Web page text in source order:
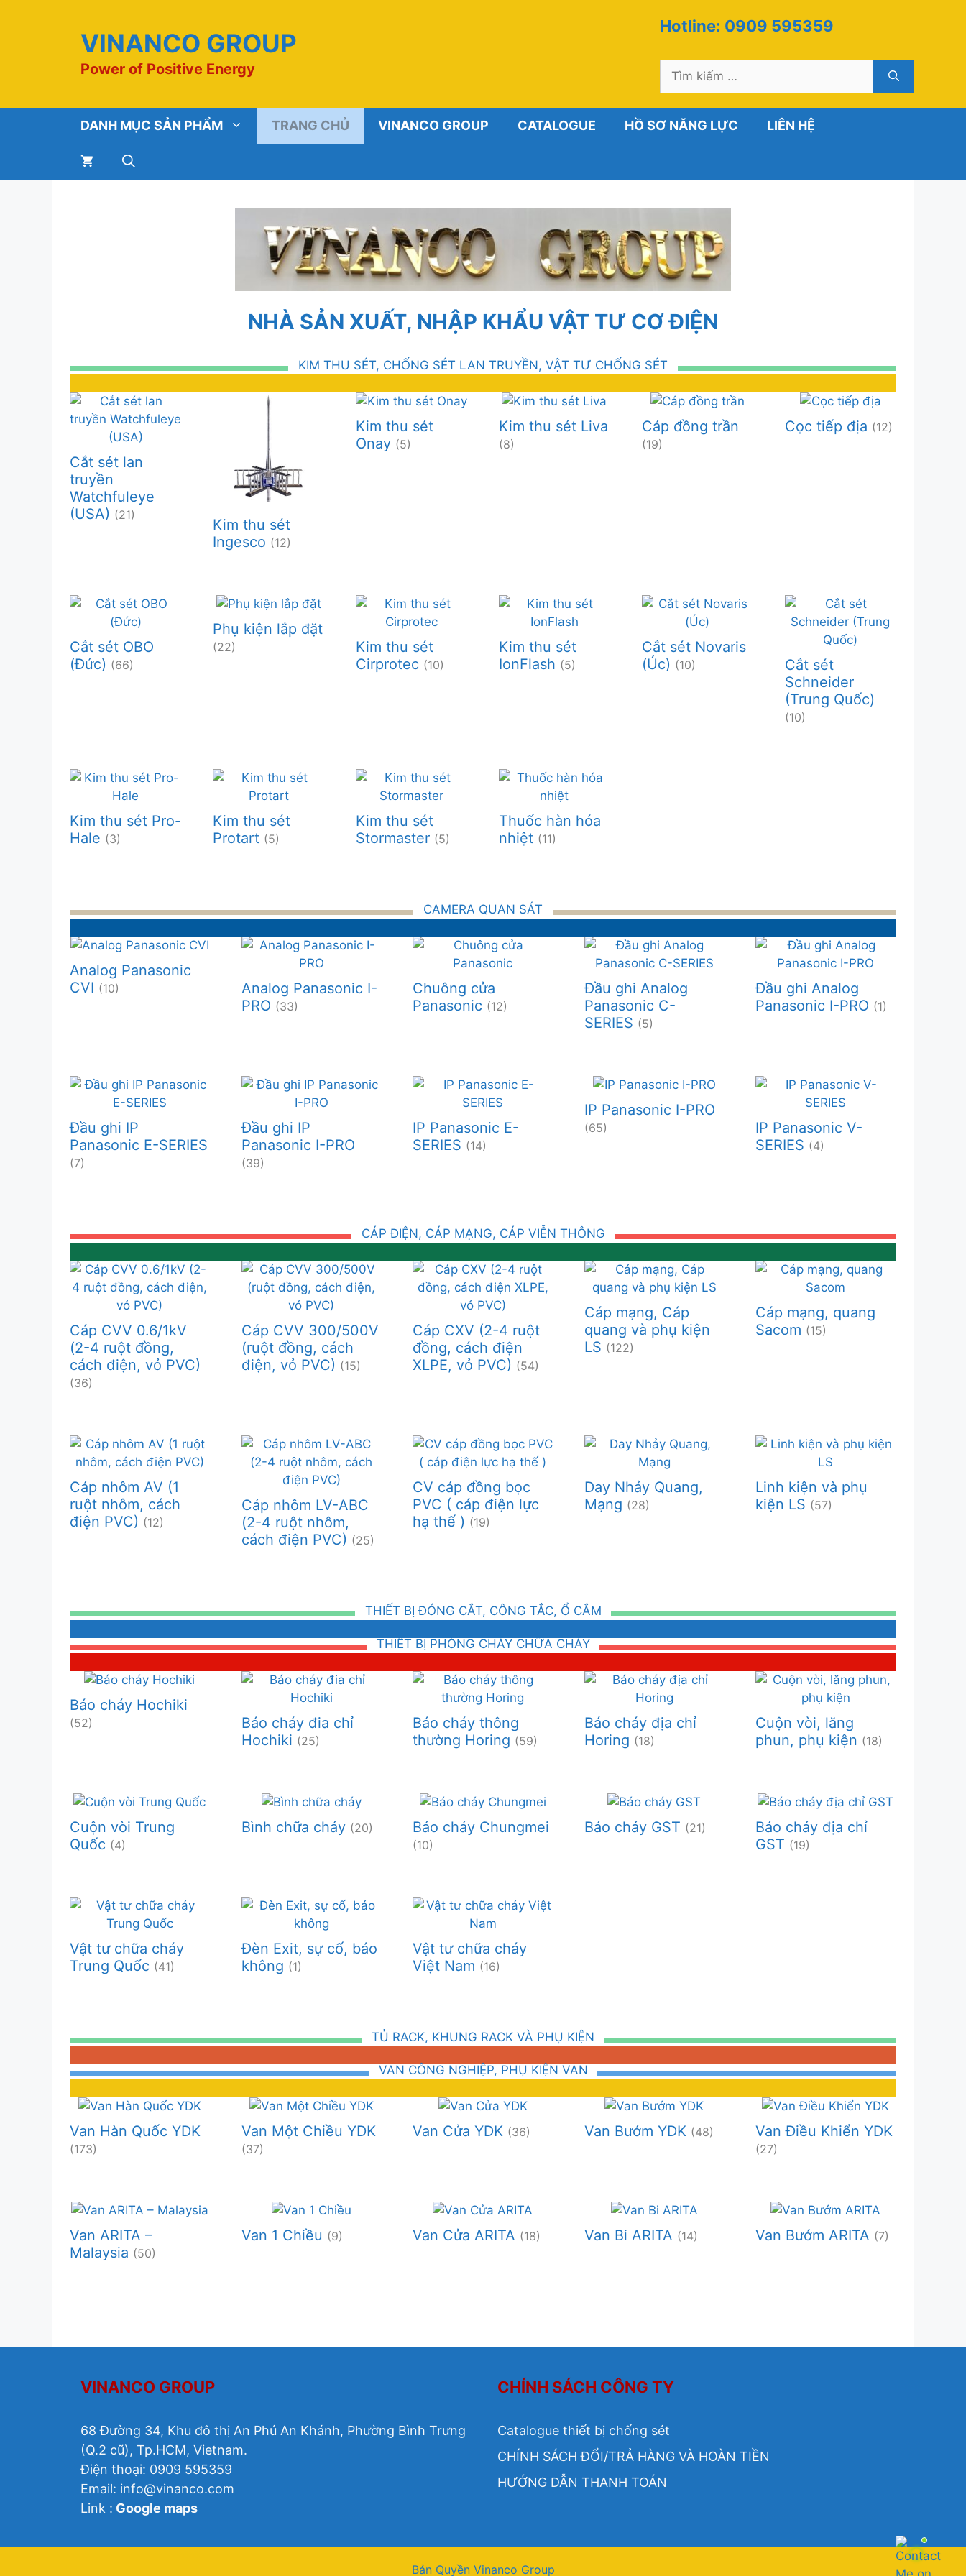
VINANCO GROUP
Power of Positive Energy
Hotline: 0909 595359
Tìm
DANH MỤC SẢN PHẨM TRANG CHỦ VINANCO GROUP CATALOGUE HỒ SƠ NĂNG LỰC LIÊN HỆ
NHÀ SẢN XUẤT, NHẬP KHẨU VẬT TƯ CƠ ĐIỆN
KIM THU SÉT, CHỐNG SÉT LAN TRUYỀN, VẬT TƯ CHỐNG SÉT
Cắt sét lan
truyền
Watchfuleye
(USA) (21)
Kim thu sét
Ingesco (12)
Kim thu sét
Onay (5)
Kim thu sét Liva
(8)
Cáp đồng trần
(19)
Cọc tiếp địa (12)
Cắt sét OBO
(Đức) (66)
Phụ kiện lắp đặt
(22)
Kim thu sét
Cirprotec (10)
Kim thu sét
IonFlash (5)
Cắt sét Novaris
(Úc) (10)
Cắt sét
Schneider
(Trung Quốc)
(10)
Kim thu sét Pro-
Hale (3)
Kim thu sét
Protart (5)
Kim thu sét
Stormaster (5)
Thuốc hàn hóa
nhiệt (11)
CAMERA QUAN SÁT
Analog Panasonic
CVI (10)
Analog Panasonic I-
PRO (33)
Chuông cửa
Panasonic (12)
Đầu ghi Analog
Panasonic C-
SERIES (5)
Đầu ghi Analog
Panasonic I-PRO (1)
Đầu ghi IP
Panasonic E-SERIES
(7)
Đầu ghi IP
Panasonic I-PRO
(39)
IP Panasonic E-
SERIES (14)
IP Panasonic I-PRO
(65)
IP Panasonic V-
SERIES (4)
CÁP ĐIỆN, CÁP MẠNG, CÁP VIỄN THÔNG
Cáp CVV 0.6/1kV
(2-4 ruột đồng,
cách điện, vỏ PVC)
(36)
Cáp CVV 300/500V
(ruột đồng, cách
điện, vỏ PVC) (15)
Cáp CXV (2-4 ruột
đồng, cách điện
XLPE, vỏ PVC) (54)
Cáp mạng, Cáp
quang và phụ kiện
LS (122)
Cáp mạng, quang
Sacom (15)
Cáp nhôm AV (1
ruột nhôm, cách
điện PVC) (12)
Cáp nhôm LV-ABC
(2-4 ruột nhôm,
cách điện PVC) (25)
CV cáp đồng bọc
PVC ( cáp điện lực
hạ thế ) (19)
Day Nhảy Quang,
Mạng (28)
Linh kiện và phụ
kiện LS (57)
THIẾT BỊ ĐÓNG CẮT, CÔNG TẮC, Ổ CẮM
THIẾT BỊ PHÒNG CHÁY CHỮA CHÁY
Báo cháy Hochiki
(52)
Báo cháy đia chỉ
Hochiki (25)
Báo cháy thông
thường Horing (59)
Báo cháy địa chỉ
Horing (18)
Cuộn vòi, lăng
phun, phụ kiện (18)
Cuộn vòi Trung
Quốc (4)
Bình chữa cháy (20) Báo cháy Chungmei
(10)
Báo cháy GST (21)
Báo cháy địa chỉ
GST (19)
Vật tư chữa cháy
Trung Quốc (41)
Đèn Exit, sự cố, báo
không (1)
Vật tư chữa cháy
Việt Nam (16)
TỦ RACK, KHUNG RACK VÀ PHỤ KIỆN
VAN CÔNG NGHIỆP, PHỤ KIỆN VAN
Van Hàn Quốc YDK
(173)
Van Một Chiều YDK
(37)
Van Cửa YDK (36) Van Bướm YDK (48) Van Điều Khiển YDK
(27)
Van ARITA –
Malaysia (50)
Van 1 Chiều (9) Van Cửa ARITA (18) Van Bi ARITA (14) Van Bướm ARITA (7)
VINANCO GROUP
68 Đường 34, Khu đô thị An Phú An Khánh, Phường Bình Trưng
(Q.2 cũ), Tp.HCM, Vietnam.
Điện thoại: 0909 595359
Email: info@vinanco.com
Link : Google maps
CHÍNH SÁCH CÔNG TY
Catalogue thiết bị chống sét
CHÍNH SÁCH ĐỔI/TRẢ HÀNG VÀ HOÀN TIỀN
HƯỚNG DẪN THANH TOÁN
Bản Quyền Vinanco Group